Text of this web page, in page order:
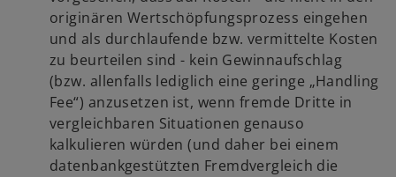
originären Wertschöpfungsprozess eingehen
und als durchlaufende bzw. vermittelte Kosten
zu beurteilen sind - kein Gewinnaufschlag
(bzw. allenfalls lediglich eine geringe „Handling
Fee“) anzusetzen ist, wenn fremde Dritte in
vergleichbaren Situationen genauso
kalkulieren würden (und daher bei einem
datenbankgestützten Fremdvergleich die